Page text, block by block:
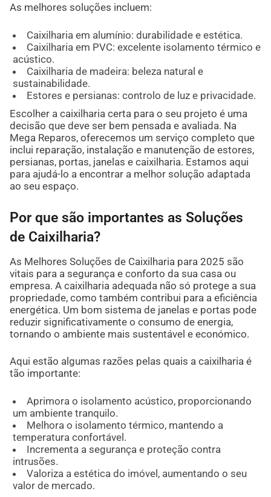
As melhores soluções incluem:
Caixilharia em alumínio: durabilidade e estética.
Caixilharia em PVC: excelente isolamento térmico e
acústico.
Caixilharia de madeira: beleza natural e
sustainabilidade.
Estores e persianas: controlo de luz e privacidade.
Escolher a caixilharia certa para o seu projeto é uma
decisão que deve ser bem pensada e avaliada. Na
Mega Reparos, oferecemos um serviço completo que
inclui reparação, instalação e manutenção de estores,
persianas, portas, janelas e caixilharia. Estamos aqui
para ajudá-lo a encontrar a melhor solução adaptada
ao seu espaço.
Por que são importantes as Soluções
de Caixilharia?
As Melhores Soluções de Caixilharia para 2025 são
vitais para a segurança e conforto da sua casa ou
empresa. A caixilharia adequada não só protege a sua
propriedade, como também contribui para a eficiência
energética. Um bom sistema de janelas e portas pode
reduzir significativamente o consumo de energia,
tornando o ambiente mais sustentável e económico.
Aqui estão algumas razões pelas quais a caixilharia é
tão importante:
Aprimora o isolamento acústico, proporcionando
um ambiente tranquilo.
Melhora o isolamento térmico, mantendo a
temperatura confortável.
Incrementa a segurança e proteção contra
intrusões.
Valoriza a estética do imóvel, aumentando o seu
valor de mercado.